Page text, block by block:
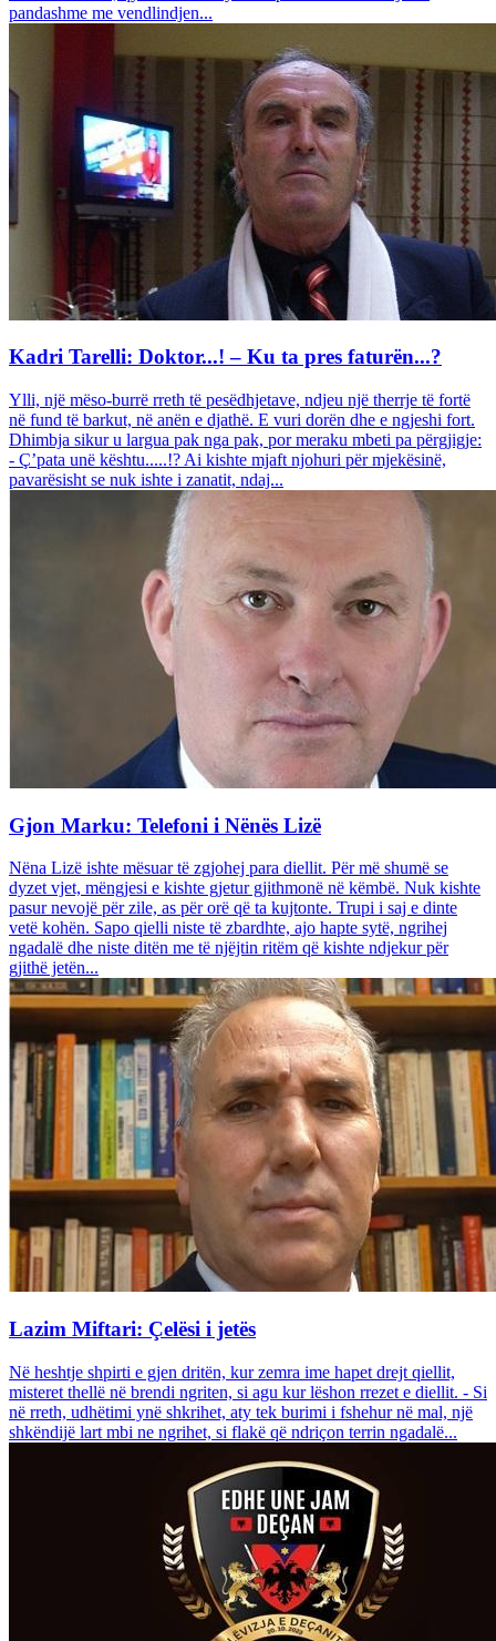
pandashme me vendlindjen...
Kadri Tarelli: Doktor...! – Ku ta pres faturën...?
Ylli, një mëso-burrë rreth të pesëdhjetave, ndjeu një therrje të fortë
në fund të barkut, në anën e djathë. E vuri dorën dhe e ngjeshi fort.
Dhimbja sikur u largua pak nga pak, por meraku mbeti pa përgjigje:
- Ç’pata unë kështu.....!? Ai kishte mjaft njohuri për mjekësinë,
pavarësisht se nuk ishte i zanatit, ndaj...
Gjon Marku: Telefoni i Nënës Lizë
Nëna Lizë ishte mësuar të zgjohej para diellit. Për më shumë se
dyzet vjet, mëngjesi e kishte gjetur gjithmonë në këmbë. Nuk kishte
pasur nevojë për zile, as për orë që ta kujtonte. Trupi i saj e dinte
vetë kohën. Sapo qielli niste të zbardhte, ajo hapte sytë, ngrihej
ngadalë dhe niste ditën me të njëjtin ritëm që kishte ndjekur për
gjithë jetën...
Lazim Miftari: Çelësi i jetës
Në heshtje shpirti e gjen dritën, kur zemra ime hapet drejt qiellit,
misteret thellë në brendi ngriten, si agu kur lëshon rrezet e diellit. - Si
në rreth, udhëtimi ynë shkrihet, aty tek burimi i fshehur në mal, një
shkëndijë lart mbi ne ngrihet, si flakë që ndriçon terrin ngadalë...